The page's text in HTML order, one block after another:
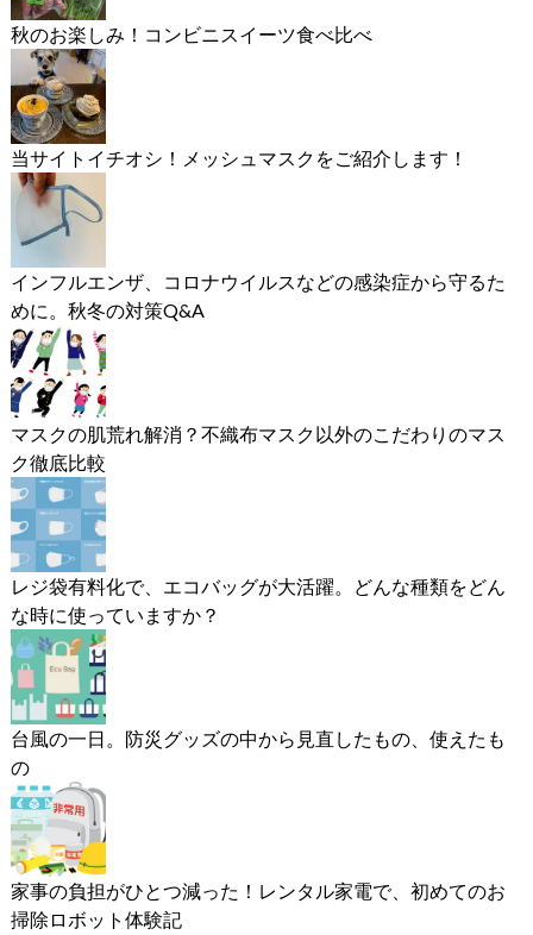
秋のお楽しみ！コンビニスイーツ食べ比べ
当サイトイチオシ！メッシュマスクをご紹介します！
インフルエンザ、コロナウイルスなどの感染症から守るた
めに。秋冬の対策Q&A
マスクの肌荒れ解消？不織布マスク以外のこだわりのマス
ク徹底比較
レジ袋有料化で、エコバッグが大活躍。どんな種類をどん
な時に使っていますか？
台風の一日。防災グッズの中から見直したもの、使えたも
の
家事の負担がひとつ減った！レンタル家電で、初めてのお
掃除ロボット体験記